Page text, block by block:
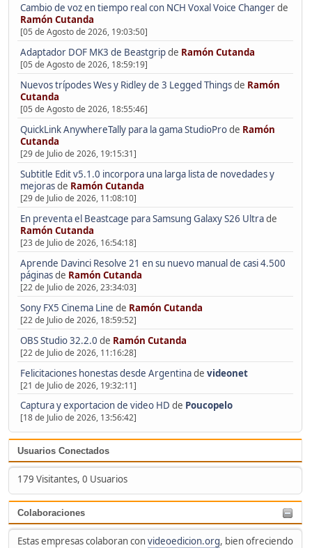
Cambio de voz en tiempo real con NCH Voxal Voice Changerde
Ramón Cutanda
[05 de Agosto de 2026, 19:03:50]
Adaptador DOF MK3 de Beastgripde Ramón Cutanda
[05 de Agosto de 2026, 18:59:19]
Nuevos trípodes Wes y Ridley de 3 Legged Thingsde Ramón
Cutanda
[05 de Agosto de 2026, 18:55:46]
QuickLink AnywhereTally para la gama StudioProde Ramón
Cutanda
[29 de Julio de 2026, 19:15:31]
Subtitle Edit v5.1.0 incorpora una larga lista de novedades y
mejorasde Ramón Cutanda
[29 de Julio de 2026, 11:08:10]
En preventa el Beastcage para Samsung Galaxy S26 Ultrade
Ramón Cutanda
[23 de Julio de 2026, 16:54:18]
Aprende Davinci Resolve 21 en su nuevo manual de casi 4.500
páginasde Ramón Cutanda
[22 de Julio de 2026, 23:34:03]
Sony FX5 Cinema Line de Ramón Cutanda
[22 de Julio de 2026, 18:59:52]
OBS Studio 32.2.0 de Ramón Cutanda
[22 de Julio de 2026, 11:16:28]
Felicitaciones honestas desde Argentinade videonet
[21 de Julio de 2026, 19:32:11]
Captura y exportacion de video HD de Poucopelo
[18 de Julio de 2026, 13:56:42]
Usuarios Conectados
179 Visitantes, 0 Usuarios
Colaboraciones
Estas empresas colaboran convideoedicion.org, bien ofreciendo